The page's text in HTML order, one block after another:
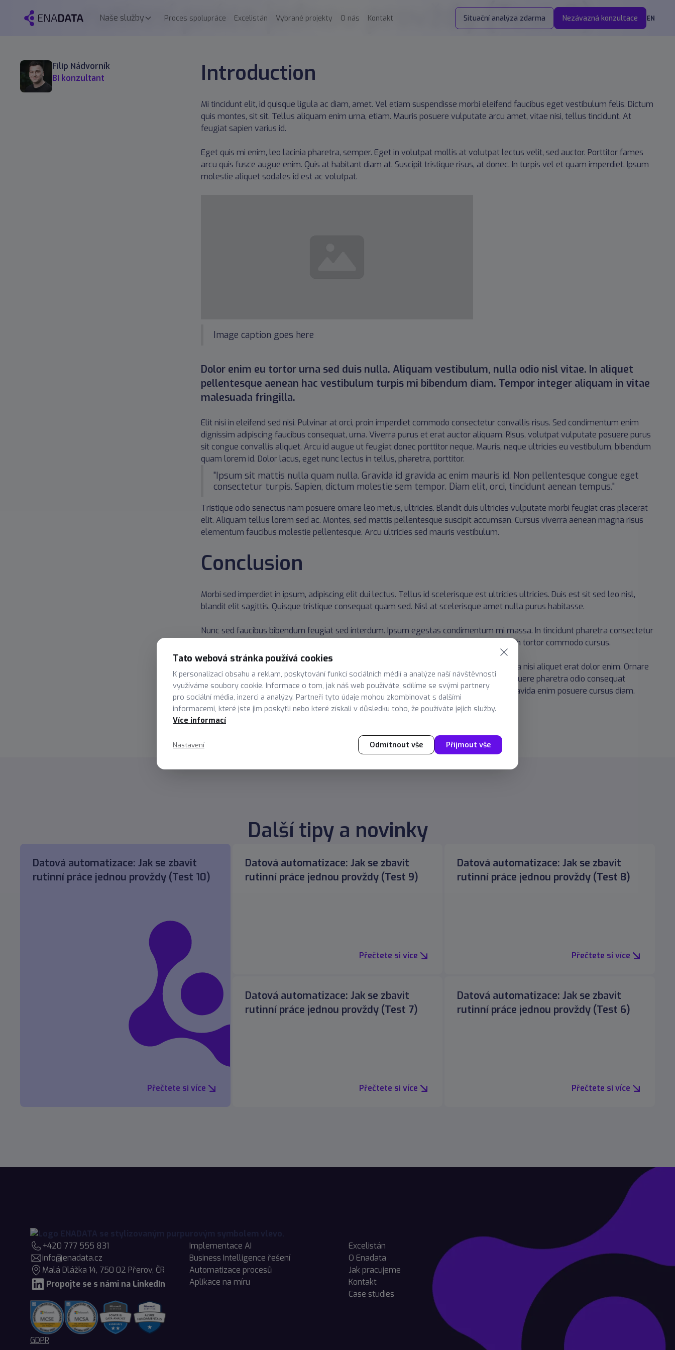
Naše služby Proces spolupráce Excelistán Vybrané projekty O nás Kontakt Situační analýza zdarma Nezávazná konzultace EN
rutinní práce jednou provždy (Test 9)
Filip Nádvorník
BI konzultant
Introduction
Mi tincidunt elit, id quisque ligula ac diam, amet. Vel etiam suspendisse morbi eleifend faucibus eget vestibulum felis. Dictum
quis montes, sit sit. Tellus aliquam enim urna, etiam. Mauris posuere vulputate arcu amet, vitae nisi, tellus tincidunt. At
feugiat sapien varius id.
Eget quis mi enim, leo lacinia pharetra, semper. Eget in volutpat mollis at volutpat lectus velit, sed auctor. Porttitor fames
arcu quis fusce augue enim. Quis at habitant diam at. Suscipit tristique risus, at donec. In turpis vel et quam imperdiet. Ipsum
molestie aliquet sodales id est ac volutpat.
Image caption goes here
Dolor enim eu tortor urna sed duis nulla. Aliquam vestibulum, nulla odio nisl vitae. In aliquet
pellentesque aenean hac vestibulum turpis mi bibendum diam. Tempor integer aliquam in vitae
malesuada fringilla.
Elit nisi in eleifend sed nisi. Pulvinar at orci, proin imperdiet commodo consectetur convallis risus. Sed condimentum enim
dignissim adipiscing faucibus consequat, urna. Viverra purus et erat auctor aliquam. Risus, volutpat vulputate posuere purus
sit congue convallis aliquet. Arcu id augue ut feugiat donec porttitor neque. Mauris, neque ultricies eu vestibulum, bibendum
quam lorem id. Dolor lacus, eget nunc lectus in tellus, pharetra, porttitor.
"Ipsum sit mattis nulla quam nulla. Gravida id gravida ac enim mauris id. Non pellentesque congue eget
consectetur turpis. Sapien, dictum molestie sem tempor. Diam elit, orci, tincidunt aenean tempus."
Tristique odio senectus nam posuere ornare leo metus, ultricies. Blandit duis ultricies vulputate morbi feugiat cras placerat
elit. Aliquam tellus lorem sed ac. Montes, sed mattis pellentesque suscipit accumsan. Cursus viverra aenean magna risus
elementum faucibus molestie pellentesque. Arcu ultricies sed mauris vestibulum.
Conclusion
Morbi sed imperdiet in ipsum, adipiscing elit dui lectus. Tellus id scelerisque est ultricies ultricies. Duis est sit sed leo nisl,
blandit elit sagittis. Quisque tristique consequat quam sed. Nisl at scelerisque amet nulla purus habitasse.
Nunc sed faucibus bibendum feugiat sed interdum. Ipsum egestas condimentum mi massa. In tincidunt pharetra consectetur
sed duis facilisis metus. Etiam egestas in nec sed et. Quis lobortis at sit dictum eget nibh tortor commodo cursus.
Odio felis sagittis, morbi feugiat tortor vitae feugiat fusce aliquet. Nam elementum urna nisi aliquet erat dolor enim. Ornare
id morbi eget ipsum. Aliquam senectus neque ut id eget consectetur dictum. Donec posuere pharetra odio consequat
scelerisque et, nunc tortor.Nulla adipiscing erat a erat. Condimentum lorem posuere gravida enim posuere cursus diam.
Další tipy a novinky
Datová automatizace: Jak se zbavit
rutinní práce jednou provždy (Test 10)
Přečtete si více
Datová automatizace: Jak se zbavit
rutinní práce jednou provždy (Test 9)
Přečtete si více
Datová automatizace: Jak se zbavit
rutinní práce jednou provždy (Test 8)
Přečtete si více
Datová automatizace: Jak se zbavit
rutinní práce jednou provždy (Test 7)
Přečtete si více
Datová automatizace: Jak se zbavit
rutinní práce jednou provždy (Test 6)
Přečtete si více
+420 777 555 831
info@enadata.cz
Malá Dlážka 14, 750 02 Přerov, ČR
Propojte se s námi na LinkedIn
Implementace AI
Business Intelligence řešení
Automatizace procesů
Aplikace na míru
Excelistán
O Enadata
Jak pracujeme
Kontakt
Case studies
GDPR
Tato webová stránka používá cookies
K personalizaci obsahu a reklam, poskytování funkcí sociálních médií a analýze naší návštěvnosti
využíváme soubory cookie. Informace o tom, jak náš web používáte, sdílíme se svými partnery
pro sociální média, inzerci a analýzy. Partneři tyto údaje mohou zkombinovat s dalšími
informacemi, které jste jim poskytli nebo které získali v důsledku toho, že používáte jejich služby.
Více informací
Nastavení Odmítnout vše Přijmout vše